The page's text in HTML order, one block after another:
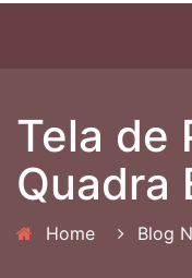
Tela de
Quadra
Home Blog